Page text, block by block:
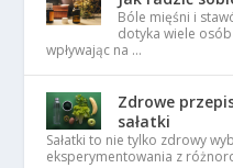
Bóle mięśni i
dotyka wiele
wpływając na …
Zdrowe
sałatki
Sałatki to nie tylko zdrowy
eksperymentowania z